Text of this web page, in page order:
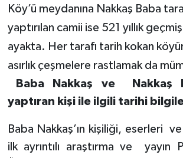
Köy’ü meydanına Nakkaş Baba
yaptırılan camii ise 521 yıllık
ayakta. Her tarafı tarih kokan
asırlık çeşmelere rastlamak da
Baba Nakkaş ve
Nakkaş
yaptıran kişi ile ilgili tarihi
Baba Nakkaş’ın kişiliği, eserleri
ilk ayrıntılı araştırma ve
yayın